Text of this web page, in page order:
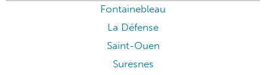
Fontainebleau
La Défense
Saint-Ouen
Suresnes